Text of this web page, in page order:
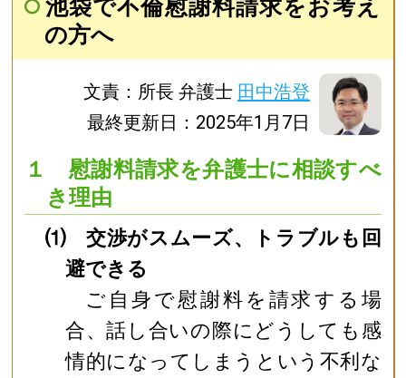
池袋で不倫慰謝料請求をお考え
の方へ
文責：所長 弁護士 田中浩登
最終更新日：2025年1月7日
１ 慰謝料請求を弁護士に相談すべ
き理由
⑴ 交渉がスムーズ、トラブルも回
避できる
ご自身で慰謝料を請求する場
合、話し合いの際にどうしても感
情的になってしまうという不利な